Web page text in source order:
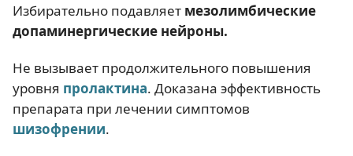
Избирательно подавляет мезолимбические
допаминергические нейроны.
Не вызывает продолжительного повышения
уровня пролактина. Доказана эффективность
препарата при лечении симптомов
шизофрении.